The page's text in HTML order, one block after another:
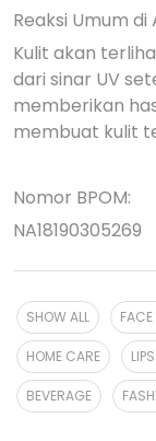
Reaksi Umum di
Kulit akan
dari sinar UV
memberikan
membuat kulit
Nomor BPOM:
NA18190305269
SHOW ALL
HOME CARE
BEVERAGE